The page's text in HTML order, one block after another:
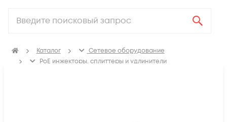
Каталог
Сетевое оборудование
PoE инжекторы, сплиттеры и удлинители